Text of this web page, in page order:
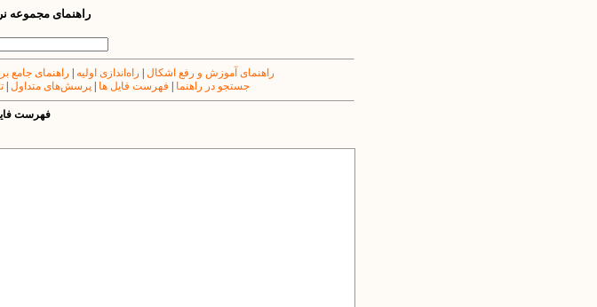
راهنمای مجموعه
راهنمای آموزش و رفع اشکال راه‌اندازی اولیه راهنمای جامع
جستجو در راهنما
فهرست فایل ها پرسش‌های متداول
فهرست